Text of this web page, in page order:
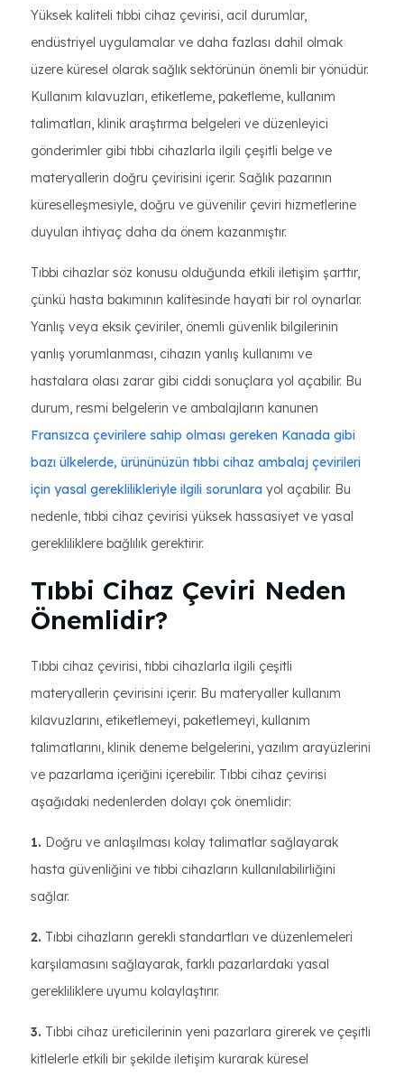
Yüksek kaliteli tıbbi cihaz çevirisi, acil durumlar,
endüstriyel uygulamalar ve daha fazlası dahil olmak
üzere küresel olarak sağlık sektörünün önemli bir yönüdür.
Kullanım kılavuzları, etiketleme, paketleme, kullanım
talimatları, klinik araştırma belgeleri ve düzenleyici
gönderimler gibi tıbbi cihazlarla ilgili çeşitli belge ve
materyallerin doğru çevirisini içerir. Sağlık pazarının
küreselleşmesiyle, doğru ve güvenilir çeviri hizmetlerine
duyulan ihtiyaç daha da önem kazanmıştır.
Tıbbi cihazlar söz konusu olduğunda etkili iletişim şarttır,
çünkü hasta bakımının kalitesinde hayati bir rol oynarlar.
Yanlış veya eksik çeviriler, önemli güvenlik bilgilerinin
yanlış yorumlanması, cihazın yanlış kullanımı ve
hastalara olası zarar gibi ciddi sonuçlara yol açabilir. Bu
durum, resmi belgelerin ve ambalajların kanunen
Fransızca çevirilere sahip olması gereken Kanada gibi
bazı ülkelerde, ürününüzün tıbbi cihaz ambalaj çevirileri
için yasal gereklilikleriyle ilgili sorunlara yol açabilir. Bu
nedenle, tıbbi cihaz çevirisi yüksek hassasiyet ve yasal
gerekliliklere bağlılık gerektirir.
Tıbbi Cihaz Çeviri Neden
Önemlidir?
Tıbbi cihaz çevirisi, tıbbi cihazlarla ilgili çeşitli
materyallerin çevirisini içerir. Bu materyaller kullanım
kılavuzlarını, etiketlemeyi, paketlemeyi, kullanım
talimatlarını, klinik deneme belgelerini, yazılım arayüzlerini
ve pazarlama içeriğini içerebilir. Tıbbi cihaz çevirisi
aşağıdaki nedenlerden dolayı çok önemlidir:
1. Doğru ve anlaşılması kolay talimatlar sağlayarak
hasta güvenliğini ve tıbbi cihazların kullanılabilirliğini
sağlar.
2. Tıbbi cihazların gerekli standartları ve düzenlemeleri
karşılamasını sağlayarak, farklı pazarlardaki yasal
gerekliliklere uyumu kolaylaştırır.
3. Tıbbi cihaz üreticilerinin yeni pazarlara girerek ve çeşitli
kitlelerle etkili bir şekilde iletişim kurarak küresel